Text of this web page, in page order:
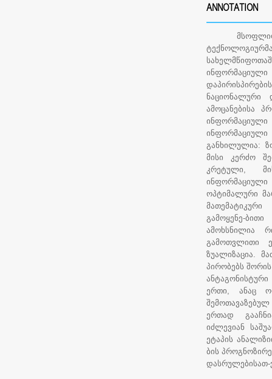
ANNOTATION
მსოფლიოში
ნაციონალური
ამოცანებისა
განხილულია:
მისი კერძო
კრეტული,
ინფორმაციული
ოპტიმალური
გამოყენე-
ამოხსნილია
გამოთვლითი
ზუალიზაცია.
პირობებს
ერთი, ანაც
ერთად
იძლევიან
ეტაპის
ბის
დასრულებისათ-